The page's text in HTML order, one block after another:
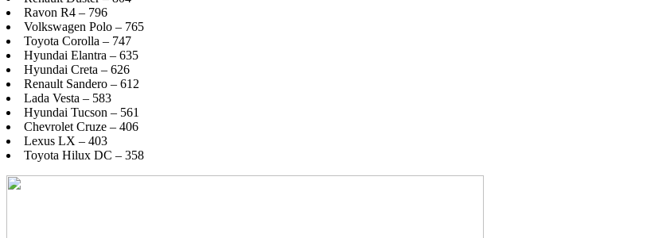
Ravon R4 – 796
Volkswagen Polo – 765
Toyota Corolla – 747
Hyundai Elantra – 635
Hyundai Creta – 626
Renault Sandero – 612
Lada Vesta – 583
Hyundai Tucson – 561
Chevrolet Cruze – 406
Lexus LX – 403
Toyota Hilux DC – 358